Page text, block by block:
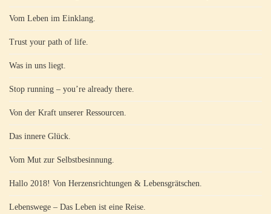
Vom Leben im Einklang.
Trust your path of life.
Was in uns liegt.
Stop running – you’re already there.
Von der Kraft unserer Ressourcen.
Das innere Glück.
Vom Mut zur Selbstbesinnung.
Hallo 2018! Von Herzensrichtungen & Lebensgrätschen.
Lebenswege – Das Leben ist eine Reise.